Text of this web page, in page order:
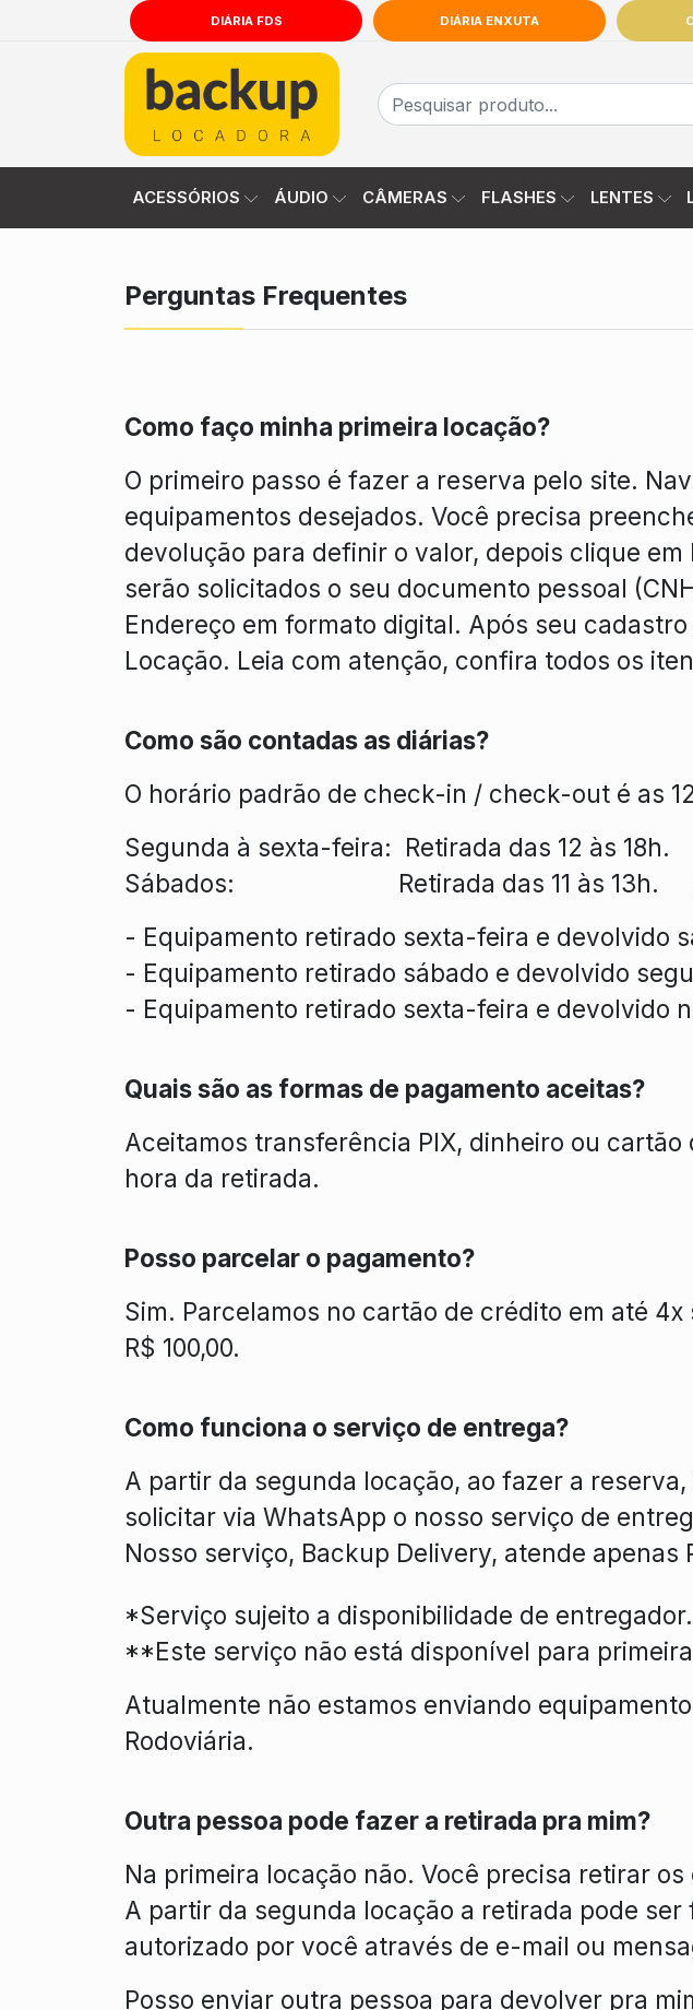
DIÁRIA FDS DIÁRIA ENXUTA
comercial@backuplocadora.com.br (51) 99925-7665
ACESSÓRIOS ÁUDIO CÂMERAS FLASHES LENTES
Perguntas Frequentes
Como faço minha primeira locação?
O primeiro passo é fazer a reserva pelo site.
equipamentos desejados. Você precisa
devolução para definir o valor, depois clique
serão solicitados o seu documento pessoal
Endereço em formato digital. Após seu
Locação. Leia com atenção, confira todos os
Como são contadas as diárias?
O horário padrão de check-in / check-out é as
Segunda à sexta-feira: Retirada das 12 às
Sábados: Retirada das 11 às 13h.
- Equipamento retirado sexta-feira e devolvido
- Equipamento retirado sábado e devolvido
- Equipamento retirado sexta-feira e devolvido
Quais são as formas de pagamento aceitas?
Aceitamos transferência PIX, dinheiro ou
hora da retirada.
Posso parcelar o pagamento?
Sim. Parcelamos no cartão de crédito em até
R$ 100,00.
Como funciona o serviço de entrega?
A partir da segunda locação, ao fazer a
solicitar via WhatsApp o nosso serviço de
Nosso serviço, Backup Delivery, atende
*Serviço sujeito a disponibilidade de entregador.
**Este serviço não está disponível para
Atualmente não estamos enviando
Rodoviária.
Outra pessoa pode fazer a retirada pra mim?
Na primeira locação não. Você precisa retirar
A partir da segunda locação a retirada pode
autorizado por você através de e-mail ou
Posso enviar outra pessoa para devolver pra